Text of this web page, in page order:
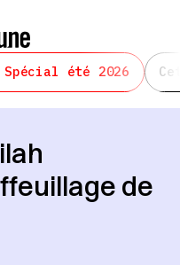
Spécial été 2026
de